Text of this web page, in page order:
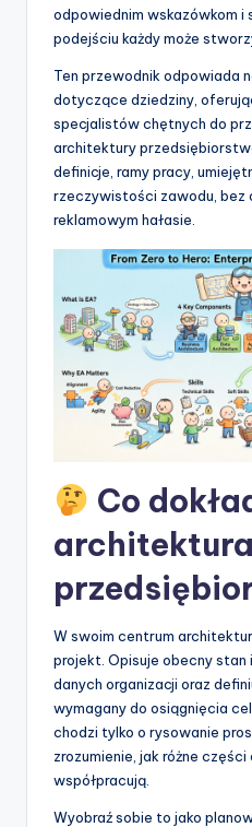
&
o
w
U
p
d
odpowiednim wskazówkom i
podejściu każdy może
Ten przewodnik odpowiada
dotyczące dziedziny,
specjalistów chętnych do
architektury
definicje, ramy pracy,
rzeczywistości zawodu, bez
reklamowym hałasie.
Co
architektura
W swoim centrum
projekt. Opisuje obecny
danych organizacji oraz
wymagany do osiągnięcia
chodzi tylko o rysowanie
zrozumienie, jak różne
współpracują.
Wyobraź sobie to jako